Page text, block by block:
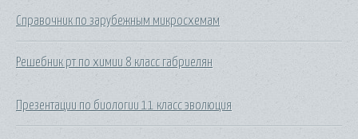
Справочник по зарубежным микросхемам
Решебник рт по химии 8 класс габриелян
Презентации по биологии 11 класс эволюция